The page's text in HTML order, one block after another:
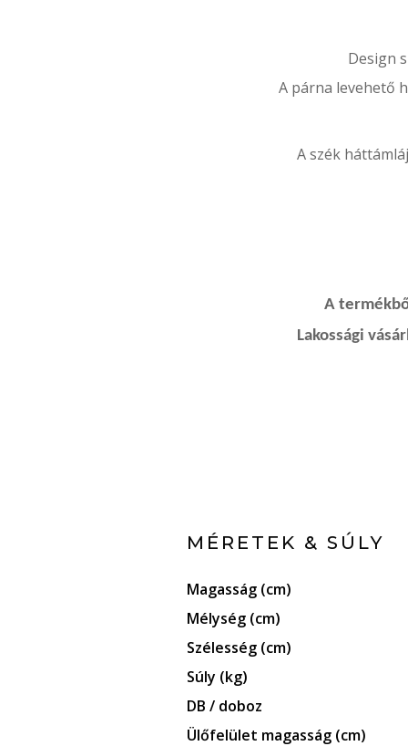
Design
A párna levehető
A szék
A
Lakossági
MÉRETEK & SÚLY
Magasság (cm)
Mélység (cm)
Szélesség (cm)
Súly (kg)
DB / doboz
Ülőfelület magasság (cm)